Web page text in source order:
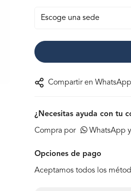
Compartir en WhatsApp
¿Necesitas ayuda con tu
Compra por WhatsApp
Opciones de pago
Aceptamos todos los